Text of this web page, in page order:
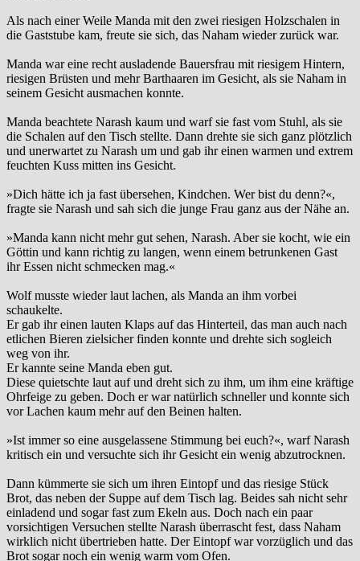
Als nach einer Weile Manda mit den zwei riesigen Holzschalen in
die Gaststube kam, freute sie sich, das Naham wieder zurück war.
Manda war eine recht ausladende Bauersfrau mit riesigem Hintern,
riesigen Brüsten und mehr Barthaaren im Gesicht, als sie Naham in
seinem Gesicht ausmachen konnte.
Manda beachtete Narash kaum und warf sie fast vom Stuhl, als sie
die Schalen auf den Tisch stellte. Dann drehte sie sich ganz plötzlich
und unerwartet zu Narash um und gab ihr einen warmen und extrem
feuchten Kuss mitten ins Gesicht.
»Dich hätte ich ja fast übersehen, Kindchen. Wer bist du denn?«,
fragte sie Narash und sah sich die junge Frau ganz aus der Nähe an.
»Manda kann nicht mehr gut sehen, Narash. Aber sie kocht, wie ein
Göttin und kann richtig zu langen, wenn einem betrunkenen Gast
ihr Essen nicht schmecken mag.«
Wolf musste wieder laut lachen, als Manda an ihm vorbei
schaukelte.
Er gab ihr einen lauten Klaps auf das Hinterteil, das man auch nach
etlichen Bieren zielsicher finden konnte und drehte sich sogleich
weg von ihr.
Er kannte seine Manda eben gut.
Diese quietschte laut auf und dreht sich zu ihm, um ihm eine kräftige
Ohrfeige zu geben. Doch er war natürlich schneller und konnte sich
vor Lachen kaum mehr auf den Beinen halten.
»Ist immer so eine ausgelassene Stimmung bei euch?«, warf Narash
kritisch ein und versuchte sich ihr Gesicht ein wenig abzutrocknen.
Dann kümmerte sie sich um ihren Eintopf und das riesige Stück
Brot, das neben der Suppe auf dem Tisch lag. Beides sah nicht sehr
einladend und sogar fast zum Ekeln aus. Doch nach ein paar
vorsichtigen Versuchen stellte Narash überrascht fest, dass Naham
wirklich nicht übertrieben hatte. Der Eintopf war vorzüglich und das
Brot sogar noch ein wenig warm vom Ofen.